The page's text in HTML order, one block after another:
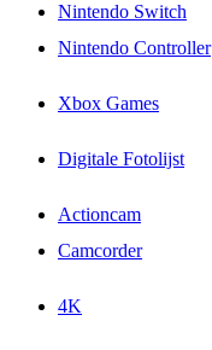
Nintendo Switch
Nintendo Controller
Xbox Games
Digitale Fotolijst
Actioncam
Camcorder
4K